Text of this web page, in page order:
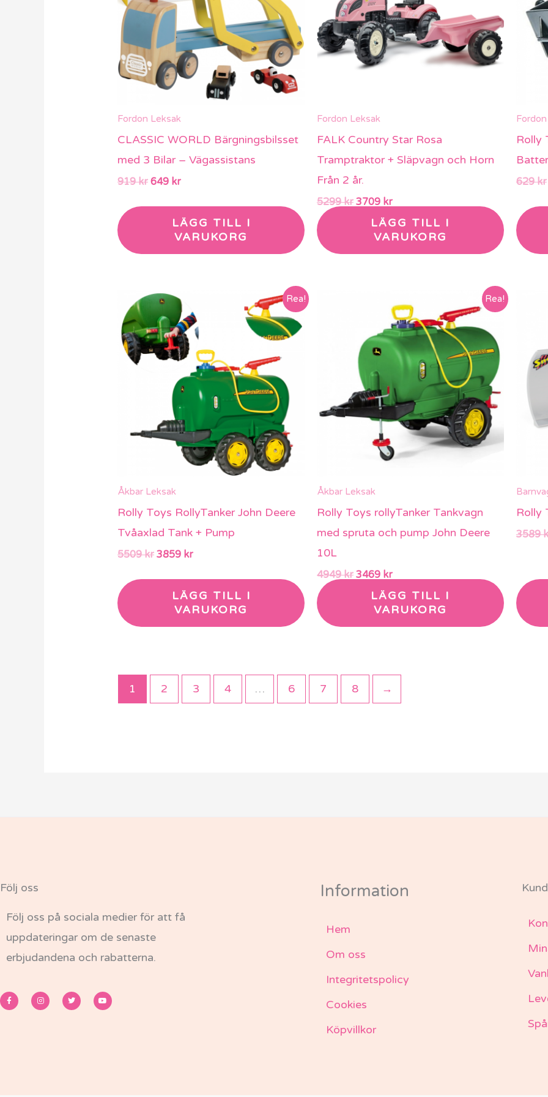
Fordon Leksak
CLASSIC WORLD Bärgningsbilsset
med 3 Bilar – Vägassistans
919kr 649 kr
LÄGG TILL I
VARUKORG
Fordon Leksak
FALK Country Star Rosa
Tramptraktor + Släpvagn och Horn
Från 2 år.
5299kr 3709 kr
LÄGG TILL I
VARUKORG
Rolly
629kr
Rea!
Åkbar Leksak
Rolly Toys RollyTanker John Deere
Tvåaxlad Tank + Pump
5509kr
Det
ursprungliga
priset
var:
5509 kr.
3859 kr
priset
är:
3859 kr.
LÄGG TILL I
VARUKORG
Rea!
Åkbar Leksak
Rolly Toys rollyTanker Tankvagn
med spruta och pump John Deere
10L
4949kr
ursprungliga
var:
4949 kr.
3469 kr
nuvarande
priset
är:
3469 kr.
LÄGG TILL I
VARUKORG
Rolly
3589
1 2 3 4 … 6 7 8 →
Följ oss
Följ oss på sociala medier för att få
uppdateringar om de senaste
erbjudandena och rabatterna.
F
a
c
I
n
s
T
w
i
Y
o
u
Information
Hem
Om oss
Integritetspolicy
Cookies
Köpvillkor